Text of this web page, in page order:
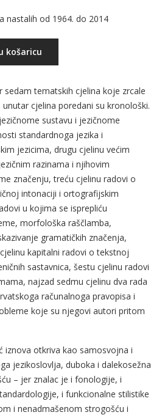
nastalih od 1964. do 2014
košaricu
sedam tematskih cjelina koje zrcale
cjelina poredani su kronološki.
sustavu i jezičnome
standardnoga jezika i
jezicima, drugu cjelinu većim
razinama i njihovim
značenju, treću cjelinu radovi o
intonaciji i ortografijskim
u kojima se isprepliću
morfološka raščlamba,
gramatičkih značenja,
kapitalni radovi o tekstnoj
sastavnica, šestu cjelinu radovi
najzad sedmu cjelinu dva rada
računalnoga pravopisa i
koje su njegovi autori pritom
iznova otkriva kao samosvojna i
jezikoslovlja, duboka i dalekosežna
– jer znalac je i fonologije, i
i funkcionalne stilistike
i nenadmašenom strogošću i